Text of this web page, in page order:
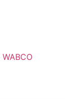
WABCO